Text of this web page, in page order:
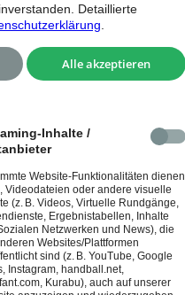
Detaillierte
Alle akzeptieren
Inhalte /
Website-Funktionalitäten dienen
Videodateien oder andere visuelle
(z. B. Videos, Virtuelle Rundgänge,
Ergebnistabellen, Inhalte
Netzwerken und News), die
Websites/Plattformen
sind (z. B. YouTube, Google
Instagram, handball.net,
Kurabu), auch auf unserer